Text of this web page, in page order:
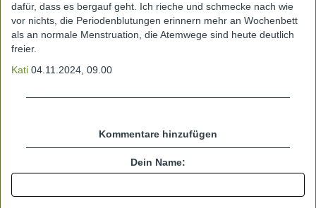
dafür, dass es bergauf geht. Ich rieche und schmecke nach wie
vor nichts, die Periodenblutungen erinnern mehr an Wochenbett
als an normale Menstruation, die Atemwege sind heute deutlich
freier.
Kati 04.11.2024, 09.00
Kommentare hinzufügen
Dein Name: